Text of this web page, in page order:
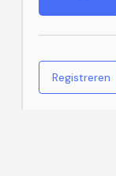
Registreren